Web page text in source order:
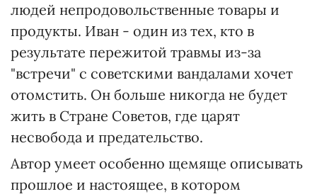
людей непродовольственные товары и
продукты. Иван - один из тех, кто в
результате пережитой травмы из-за
"встречи" с советскими вандалами хочет
отомстить. Он больше никогда не будет
жить в Стране Советов, где царят
несвобода и предательство.
Автор умеет особенно щемяще описывать
прошлое и настоящее, в котором